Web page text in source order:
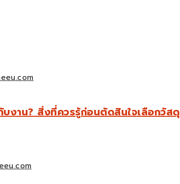
บงาน? สิ่งที่ควรรู้ก่อนตัดสินใจเลือกวัสดุ